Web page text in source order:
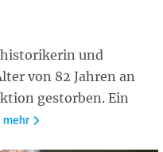
und
von 82 Jahren an
gestorben. Ein
mehr